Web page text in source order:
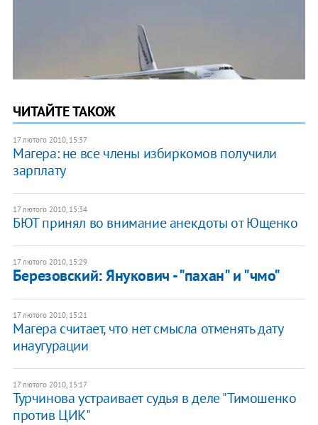
ЧИТАЙТЕ ТАКОЖ
17 лютого 2010, 15:37
Магера: не все члены избиркомов получили
зарплату
17 лютого 2010, 15:34
БЮТ принял во внимание анекдоты от Ющенко
17 лютого 2010, 15:29
Березовский: Янукович - "пахан" и "чмо"
17 лютого 2010, 15:21
Магера считает, что нет смысла отменять дату
инаугурации
17 лютого 2010, 15:17
Турчинова устраивает судья в деле "Тимошенко
против ЦИК"